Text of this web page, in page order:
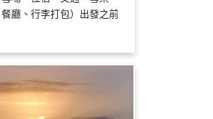
廳、行李打包）出發之前